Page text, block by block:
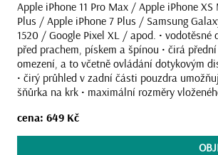
Apple iPhone 11 Pro Max / Apple iPhone
Plus / Apple iPhone 7 Plus / Samsung
1520 / Google Pixel XL / apod. •
před prachem, pískem a špínou • čirá
omezení, a to včetně ovládání dotykovým
• čirý průhled v zadní části pouzdra
šňůrka na krk • maximální rozměry
cena: 649 Kč